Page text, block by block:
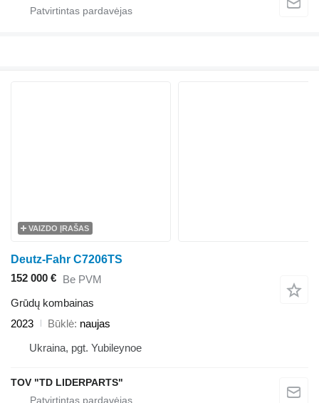
VAIZDO ĮRAŠAS
Deutz-Fahr C7206TS
152 000 € Be PVM
Grūdų kombainas
2023
Būklė naujas
Ukraina, pgt. Yubileynoe
TOV "TD LIDERPARTS"